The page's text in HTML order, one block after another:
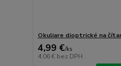
Okuliare dioptrické na
4,99 €/ks
4,06 € bez DPH